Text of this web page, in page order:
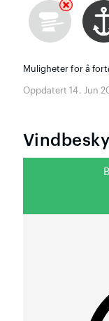
Muligheter for å
Oppdatert 14. Jun